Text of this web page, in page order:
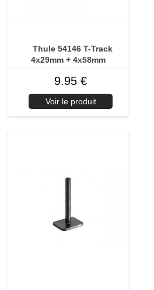
Thule 54146 T-Track
4x29mm + 4x58mm
9.95 €
Voir le produit